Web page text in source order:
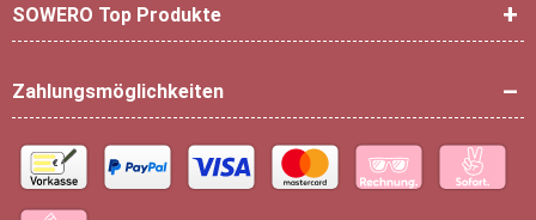
SOWERO Top Produkte
Zahlungsmöglichkeiten